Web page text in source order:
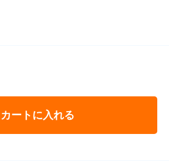
カートに入れる